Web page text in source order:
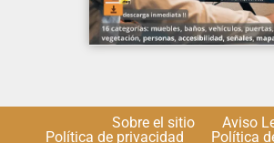
Sobre el sitio
Aviso
Política de privacidad
Política